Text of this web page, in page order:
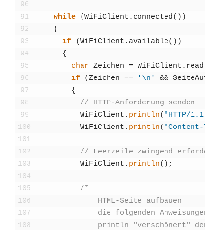
90
91
92
93
94
95
96
97
98
99
100
101
102
103
104
105
106
107
108
while (WiFiCli­ent . con­nec­ted( ) )
{
if
(WiFiCli­ent . available( ) )
{
char Zei­chen = WiFiCli­ent . read
if
(Zei­chen == '\n' &&
{
// HTTP-Anfor­de­rung sen­den
WiFiCli­ent . println( "HTTP/1.1
WiFiCli­ent . println( "Con­tent-
// Leer­zei­le zwin­gend
WiFiCli­ent . println( ) ;
/*
HTML-Sei­te auf­bau­en
die fol­gen­den Anwei­sun­gen
println "ver­schö­nert" den